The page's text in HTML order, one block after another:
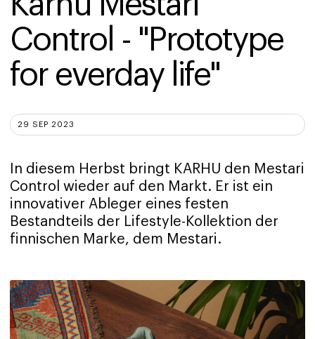
Control - "Prototype
for everday life"
29 SEP 2023
In diesem Herbst bringt KARHU den Mestari
Control wieder auf den Markt. Er ist ein
innovativer Ableger eines festen
Bestandteils der Lifestyle-Kollektion der
finnischen Marke, dem Mestari.